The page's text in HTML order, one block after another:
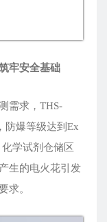
牢安全基础
需求，THS-
防爆等级达到Ex
学试剂仓储区
生的电火花引发
求。